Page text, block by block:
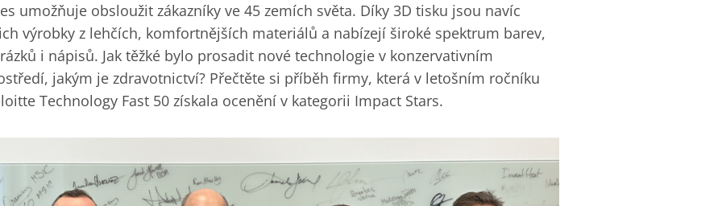
umožňuje obsloužit zákazníky ve 45 zemích světa. Díky 3D tisku jsou navíc
výrobky z lehčích, komfortnějších materiálů a nabízejí široké spektrum barev,
i nápisů. Jak těžké bylo prosadit nové technologie v konzervativním
jakým je zdravotnictví? Přečtěte si příběh firmy, která v letošním ročníku
Technology Fast 50 získala ocenění v kategorii Impact Stars.